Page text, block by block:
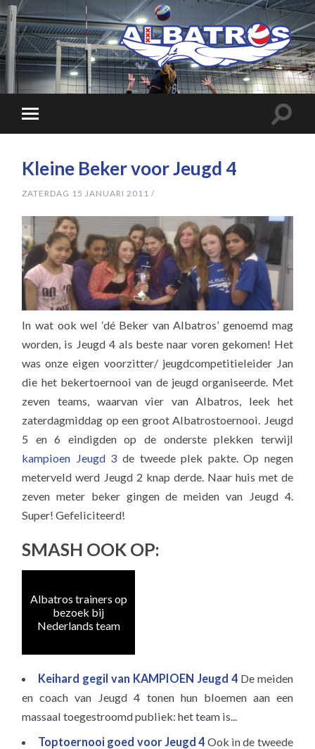
Kleine Beker voor Jeugd 4
ZATERDAG 15 JANUARI 2011 /
In wat ook wel ‘dé Beker van Albatros’ genoemd mag
worden, is Jeugd 4 als beste naar voren gekomen! Het
was onze eigen voorzitter/ jeugdcompetitieleider Jan
die het bekertoernooi van de jeugd organiseerde. Met
zeven teams, waarvan vier van Albatros, leek het
zaterdagmiddag op een groot Albatrostoernooi. Jeugd
5 en 6 eindigden op de onderste plekken terwijl
kampioen Jeugd 3 de tweede plek pakte. Op negen
meterveld werd Jeugd 2 knap derde. Naar huis met de
zeven meter beker gingen de meiden van Jeugd 4.
Super! Gefeliciteerd!
SMASH OOK OP:
Albatros trainers op
bezoek bij
Nederlands team
Keihard gegil van KAMPIOEN Jeugd 4 De meiden
en coach van Jeugd 4 tonen hun bloemen aan een
massaal toegestroomd publiek: het team is...
Toptoernooi goed voor Jeugd 4 Ook in de tweede